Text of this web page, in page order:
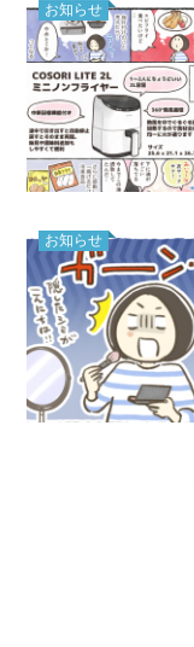
お知らせ
お知らせ